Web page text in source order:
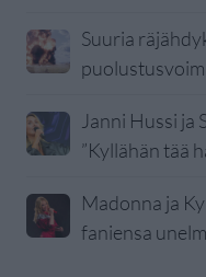
Suuria
Janni Hussi ja
”Kyllähän tää
Madonna ja
faniensa